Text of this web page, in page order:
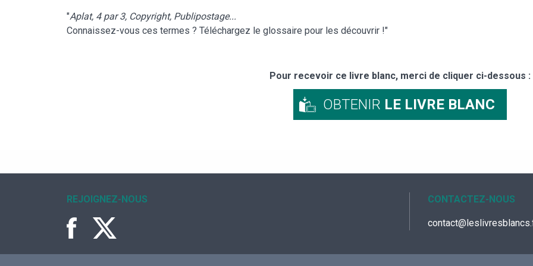
"Aplat, 4 par 3, Copyright, Publipostage...
Connaissez-vous ces termes ? Téléchargez le glossaire pour les découvrir !"
Pour recevoir ce livre blanc, merci de cliquer ci-dessous :
OBTENIR LE LIVRE BLANC
REJOIGNEZ-NOUS CONTACTEZ-NOUS